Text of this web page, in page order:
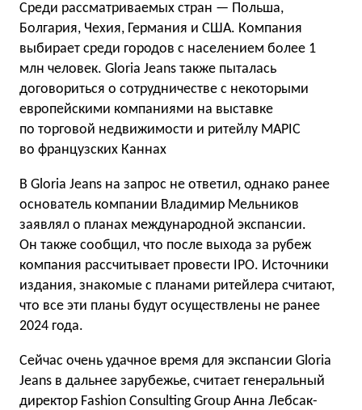
Среди рассматриваемых стран — Польша,
Болгария, Чехия, Германия и США. Компания
выбирает среди городов с населением более 1
млн человек. Gloria Jeans также пыталась
договориться о сотрудничестве с некоторыми
европейскими компаниями на выставке
по торговой недвижимости и ритейлу MAPIC
во французских Каннах
В Gloria Jeans на запрос не ответил, однако ранее
основатель компании Владимир Мельников
заявлял о планах международной экспансии.
Он также сообщил, что после выхода за рубеж
компания рассчитывает провести IPO. Источники
издания, знакомые с планами ритейлера считают,
что все эти планы будут осуществлены не ранее
2024 года.
Сейчас очень удачное время для экспансии Gloria
Jeans в дальнее зарубежье, считает генеральный
директор Fashion Consulting Group Анна Лебсак-